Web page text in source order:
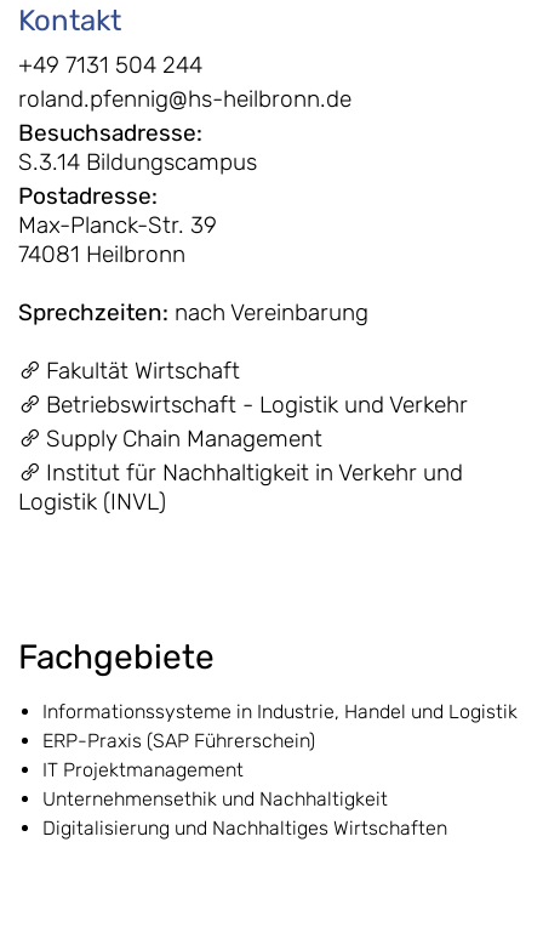
Kontakt
+49 7131 504 244
roland.pfennig@hs-heilbronn.de
Besuchsadresse:
S.3.14 Bildungscampus
Postadresse:
Max-Planck-Str. 39
74081 Heilbronn
Sprechzeiten: nach Vereinbarung
Fakultät Wirtschaft
Betriebswirtschaft - Logistik und Verkehr
Supply Chain Management
Institut für Nachhaltigkeit in Verkehr und
Logistik (INVL)
Fachgebiete
Informationssysteme in Industrie, Handel und Logistik
ERP-Praxis (SAP Führerschein)
IT Projektmanagement
Unternehmensethik und Nachhaltigkeit
Digitalisierung und Nachhaltiges Wirtschaften